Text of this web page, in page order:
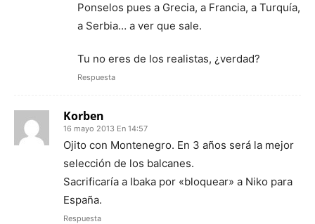
Ponselos pues a Grecia, a Francia, a Turquía,
a Serbia… a ver que sale.
Tu no eres de los realistas, ¿verdad?
Respuesta
Korben
16 mayo 2013 En 14:57
Ojito con Montenegro. En 3 años será la mejor
selección de los balcanes.
Sacrificaría a Ibaka por «bloquear» a Niko para
España.
Respuesta